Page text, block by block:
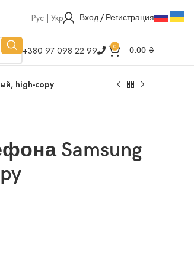
Рус | Укр Вход / Регистрация
+380 97 098 22 99 0 0.00 ₴
high-copy
Samsung